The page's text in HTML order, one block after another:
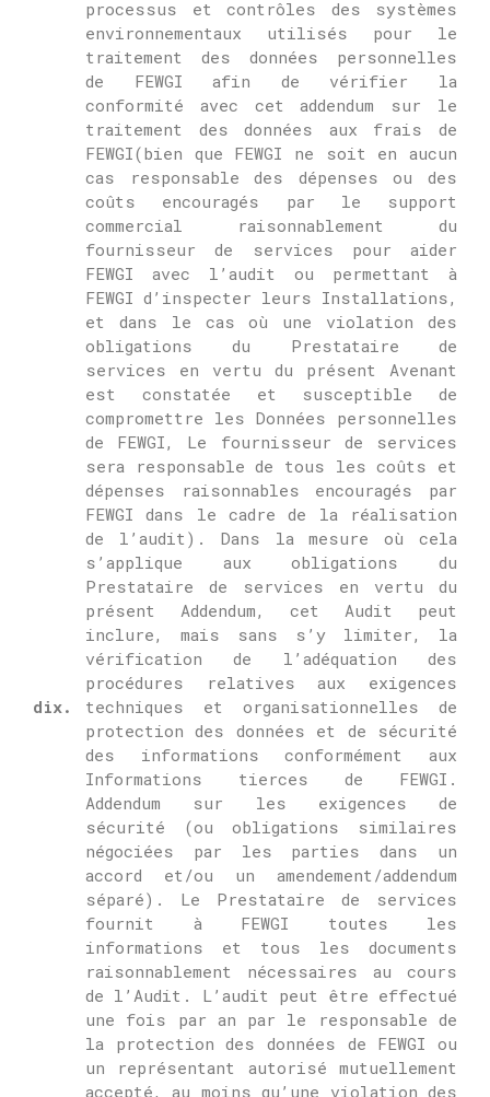
dix.
processus et contrôles des systèmes
environnementaux utilisés pour le
traitement des données personnelles
de FEWGIafin de vérifier la
conformité avec cet addendum sur le
traitement des données aux frais de
FEWGI(bien que FEWGI ne soit en aucun
cas responsable des dépenses ou des
coûts encouragés par le support
commercial raisonnablement du
fournisseur de services pour aider
FEWGI avec l’audit ou permettant à
FEWGI d’inspecter leurs Installations,
et dans le cas où une violation des
obligations du Prestataire de
services en vertu du présent Avenant
est constatée et susceptible de
compromettre les Données personnelles
de FEWGI, Le fournisseur de services
sera responsable de tous les coûts et
dépenses raisonnables encouragés par
FEWGI dans le cadre de la réalisation
de l’audit). Dans la mesure où cela
s’applique aux obligations du
Prestataire de services en vertu du
présent Addendum, cet Audit peut
inclure, mais sans s’y limiter, la
vérification de l’adéquation des
procédures relatives aux exigences
techniques et organisationnelles de
protection des données et de sécurité
des informations conformément aux
Informations tierces de FEWGI .
Addendum sur les exigences de
sécurité (ou obligations similaires
négociées par les parties dans un
accord et/ou un amendement/addendum
séparé). Le Prestataire de services
fournit à FEWGI toutes les
informations et tous les documents
raisonnablement nécessaires au cours
de l’Audit. L’audit peut être effectué
une fois par an par le responsable de
la protection des données de FEWGI ou
un représentant autorisé mutuellement
accepté, au moins qu’une violation des